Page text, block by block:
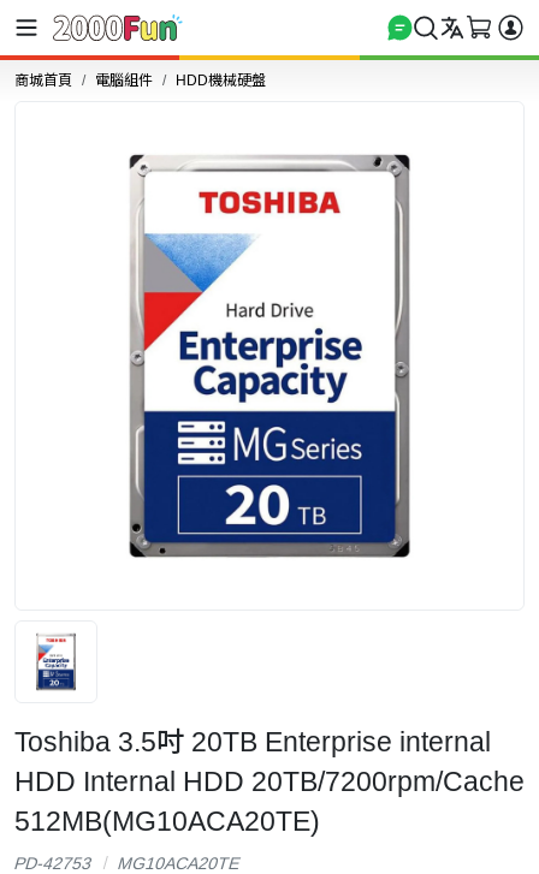
商城首頁 電腦組件 HDD機械硬盤
Toshiba 3.5吋 20TB Enterprise internal
HDD Internal HDD 20TB/7200rpm/Cache
512MB(MG10ACA20TE)
PD-42753
MG10ACA20TE